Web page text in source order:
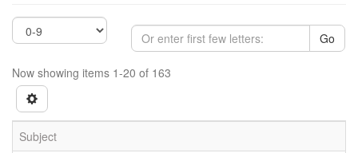
Go
Now showing items 1-20 of 163
Subject